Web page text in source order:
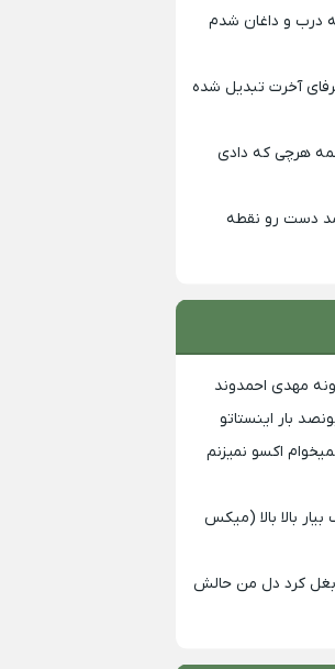
درب و داغان شدم
آخرت تبدیل شده
هرچی که دادی
دست رو نقطه
مهدی احمدوند
بار اینستاتو
اکسو نمیزنم
بالا بالا (میکس
بغل کرد دل من حالش